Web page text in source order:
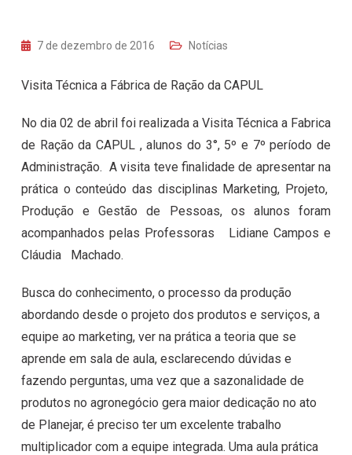
7 de dezembro de 2016 Notícias
Visita Técnica a Fábrica de Ração da CAPUL
No dia 02 de abril foi realizada a Visita Técnica a Fabrica
de Ração da CAPUL , alunos do 3°, 5º e 7º período de
Administração. A visita teve finalidade de apresentar na
prática o conteúdo das disciplinas Marketing, Projeto,
Produção e Gestão de Pessoas, os alunos foram
acompanhados pelas Professoras Lidiane Campos e
Cláudia Machado.
Busca do conhecimento, o processo da produção
abordando desde o projeto dos produtos e serviços, a
equipe ao marketing, ver na prática a teoria que se
aprende em sala de aula, esclarecendo dúvidas e
fazendo perguntas, uma vez que a sazonalidade de
produtos no agronegócio gera maior dedicação no ato
de Planejar, é preciso ter um excelente trabalho
multiplicador com a equipe integrada. Uma aula prática